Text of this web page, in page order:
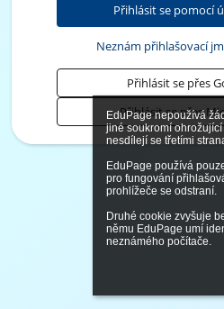
EduPage nepoužívá
jiné soukromí
nesdílejí se třetími
EduPage používá
pro fungování
prohlížeče se odstraní.
Druhé cookie zvyšuje
němu EduPage umí
neznámého počítače.
Přihlásit se pomocí
Neznám přihlašovací
Přihlásit se přes
Přihlásit se přes